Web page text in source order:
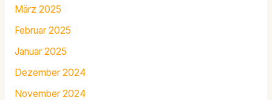
März 2025
Februar 2025
Januar 2025
Dezember 2024
November 2024